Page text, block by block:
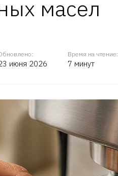
масел
июня 2026
Время на чтение:
7 минут